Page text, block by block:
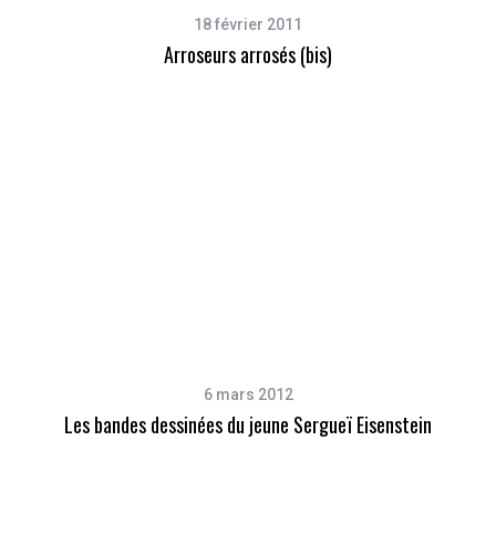
18 février 2011
Arroseurs arrosés (bis)
6 mars 2012
Les bandes dessinées du jeune Sergueï Eisenstein